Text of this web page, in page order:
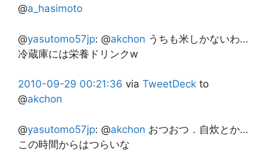
@a_hasimoto
@yasutomo57jp: @akchon うちも米しかないわ…
冷蔵庫には栄養ドリンクw
2010-09-29 00:21:36 via TweetDeck to
@akchon
@yasutomo57jp: @akchon おつおつ．自炊とか…
この時間からはつらいな